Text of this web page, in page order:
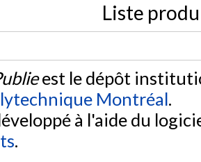
Liste
est le dépôt
Montréal.
à l'aide du
.